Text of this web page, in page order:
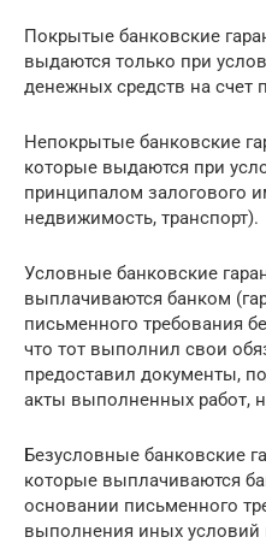
Покрытые банковские
выдаются только при
денежных средств на счет
Непокрытые банковские
которые выдаются при
принципалом залогового
недвижимость, транспорт).
Условные банковские
выплачиваются банком
письменного требования
что тот выполнил свои
предоставил документы,
акты выполненных работ,
Безусловные банковские
которые выплачиваются
основании письменного
выполнения иных условий